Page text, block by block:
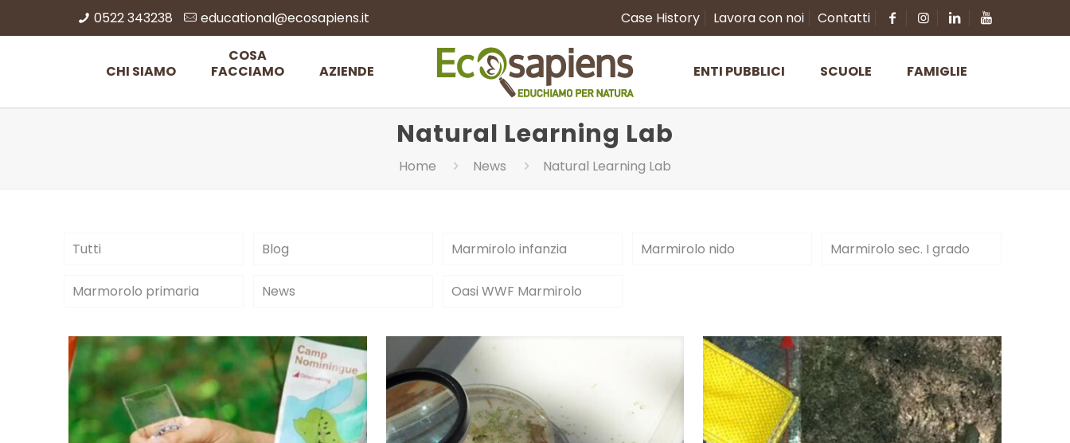
0522 343238 educational@ecosapiens.it Case History Lavora con noi Contatti
CHI SIAMO
COSA
FACCIAMO
AZIENDE ENTI PUBBLICI SCUOLE FAMIGLIE
Natural Learning Lab
Home News Natural Learning Lab
Tutti Blog Marmirolo infanzia Marmirolo nido Marmirolo sec. I grado
Marmorolo primaria News Oasi WWF Marmirolo